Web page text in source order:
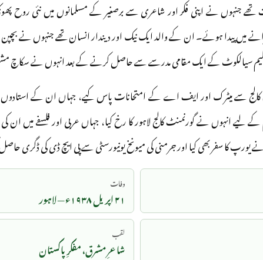
پیدا ہوئے۔ ان کے والد ایک نیک اور دیندار انسان تھے جنہوں نے بچپن
سیالکوٹ کے ایک مقامی مدرسے سے حاصل کرنے کے بعد انہوں نے سکاچ مشن
سے میٹرک اور ایف اے کے امتحانات پاس کیے، جہاں ان کے استادوں
کے لیے انہوں نے گورنمنٹ کالج لاہور کا رخ کیا، جہاں عربی اور فلسفے میں ان
کا سفر بھی کیا اور جرمنی کی میونخ یونیورسٹی سے پی ایچ ڈی کی ڈگری
وفات
۲۱ اپریل ۱۹۳۸ء — لاہور
لقب
شاعرِ مشرق، مفکرِ پاکستان